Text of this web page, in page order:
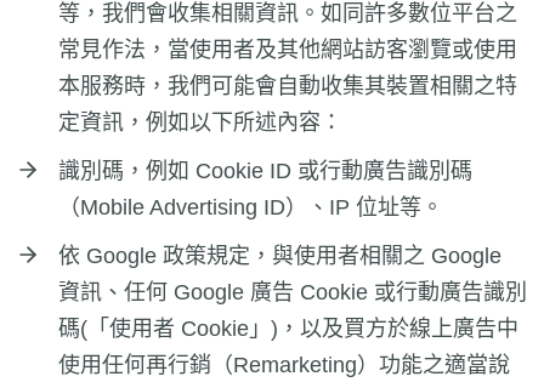
等，我們會收集相關資訊。如同許多數位平台之
常見作法，當使用者及其他網站訪客瀏覽或使用
本服務時，我們可能會自動收集其裝置相關之特
定資訊，例如以下所述內容：
識別碼，例如 Cookie ID 或行動廣告識別碼
（Mobile Advertising ID）、IP 位址等。
依 Google 政策規定，與使用者相關之 Google
資訊、任何 Google 廣告 Cookie 或行動廣告識別
碼(「使用者 Cookie」)，以及買方於線上廣告中
使用任何再行銷（Remarketing）功能之適當說